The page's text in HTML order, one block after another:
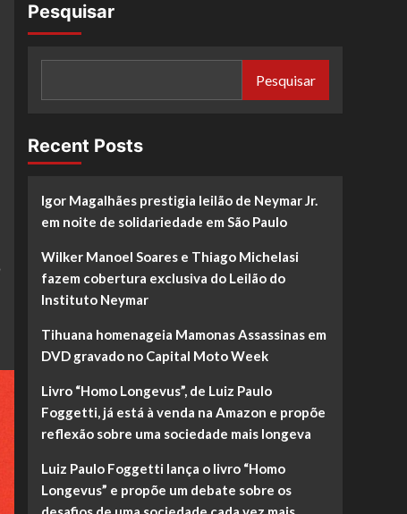
Pesquisar
Pesquisar
Recent Posts
Igor Magalhães prestigia leilão de Neymar Jr.
em noite de solidariedade em São Paulo
Wilker Manoel Soares e Thiago Michelasi
fazem cobertura exclusiva do Leilão do
Instituto Neymar
Tihuana homenageia Mamonas Assassinas em
DVD gravado no Capital Moto Week
Livro “Homo Longevus”, de Luiz Paulo
Foggetti, já está à venda na Amazon e propõe
reflexão sobre uma sociedade mais longeva
Luiz Paulo Foggetti lança o livro “Homo
Longevus” e propõe um debate sobre os